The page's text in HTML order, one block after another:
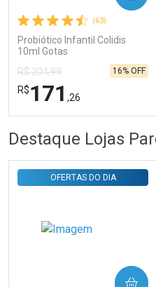
Comprar sem Desconto
Por R$ 29,30/cada
Comprar sem Desconto
Por R$ 29,30/cada
(63)
Probiótico Infantil Colidis
10ml Gotas
R$ 204,99
R$171 ,26
16% OFF
Laboratório
Por Menos
Destaque Lojas
OFERTAS DO DIA
COMPRAR